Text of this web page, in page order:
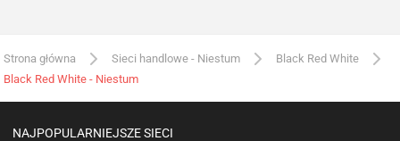
Strona główna Sieci handlowe - Niestum
Black Red White
Black Red White - Niestum
NAJPOPULARNIEJSZE SIECI